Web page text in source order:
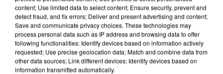
content; Use limited data to select content; Ensure security, prevent and
detect fraud, and fix errors; Deliver and present advertising and content;
Save and communicate privacy choices. These technologies may
process personal data such as IP address and browsing data to offer
following functionalities: Identify devices based on information actively
requested; Use precise geolocation data; Match and combine data from
other data sources; Link different devices; Identify devices based on
information transmitted automatically.